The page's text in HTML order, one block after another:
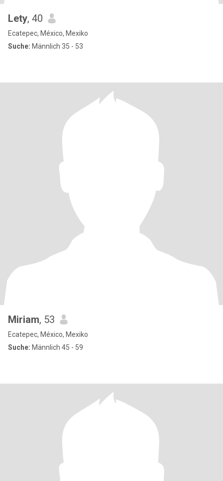
Lety, 40
Ecatepec, México, Mexiko
Suche: Männlich 35 - 53
Miriam, 53
Ecatepec, México, Mexiko
Suche: Männlich 45 - 59